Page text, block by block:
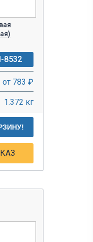
8532
от 783 ₽
1.372 кг